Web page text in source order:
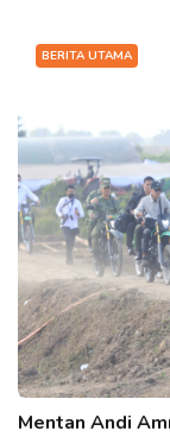
BERITA UTAMA
Mentan Andi